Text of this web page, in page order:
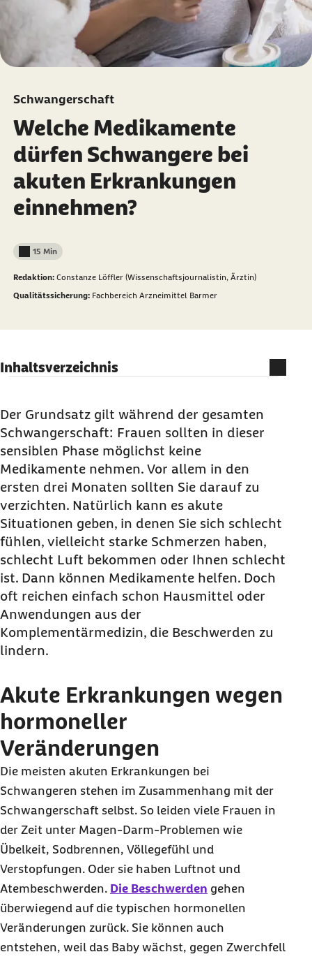
Schwangerschaft
Welche Medikamente
dürfen Schwangere bei
akuten Erkrankungen
einnehmen?
Lesedauer weniger als
15 Min
Redaktion: Constanze Löffler (Wissenschaftsjournalistin, Ärztin)
Qualitätssicherung: Fachbereich Arzneimittel Barmer
Inhaltsverzeichnis
Veränderungen
Wann sollte ich einen Arzt rufen?
Was tun bei Allergie in der Schwangerschaft?
Welche Medikamente helfen gegen Erkältungen
in der Schwangerschaft?
Was tun bei Corona in der Schwangerschaft?
Was tun in der Schwangerschaft gegen
Hämorrhoiden?
Wie verändert sich die Haut in der
Schwangerschaft?
Was hilft bei schweren Beinen und
angeschwollenen Knöcheln in der
Sind Schmerzen in der Schwangerschaft
normal?
Was tun bei Schwangerschaftsdiabetes?
Was kann man wegen
Schwangerschaftsübelkeit machen?
Was tun gegen Sodbrennen in der
Schwangerschaft?
Was tun gegen Scheidenpilz in der
Schwangerschaft?
Was tun bei Verstopfung in der
Schwangerschaft?
Was tun bei bakteriellen Erkrankungen?
Der Grundsatz gilt während der gesamten
Schwangerschaft: Frauen sollten in dieser
sensiblen Phase möglichst keine
Medikamente nehmen. Vor allem in den
ersten drei Monaten sollten Sie darauf zu
verzichten. Natürlich kann es akute
Situationen geben, in denen Sie sich schlecht
fühlen, vielleicht starke Schmerzen haben,
schlecht Luft bekommen oder Ihnen schlecht
ist. Dann können Medikamente helfen. Doch
oft reichen einfach schon Hausmittel oder
Anwendungen aus der
Komplementärmedizin, die Beschwerden zu
lindern.
Akute Erkrankungen wegen
hormoneller
Veränderungen
Die meisten akuten Erkrankungen bei
Schwangeren stehen im Zusammenhang mit der
Schwangerschaft selbst. So leiden viele Frauen in
der Zeit unter Magen-Darm-Problemen wie
Übelkeit, Sodbrennen, Völlegefühl und
Verstopfungen. Oder sie haben Luftnot und
Atembeschwerden. Die Beschwerden gehen
überwiegend auf die typischen hormonellen
Veränderungen zurück. Sie können auch
entstehen, weil das Baby wächst, gegen Zwerchfell